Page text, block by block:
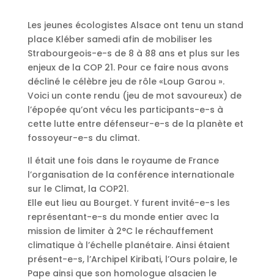
Les jeunes écologistes Alsace ont tenu un stand
place Kléber samedi afin de mobiliser les
Strabourgeois-e-s de 8 à 88 ans et plus sur les
enjeux de la COP 21. Pour ce faire nous avons
décliné le célèbre jeu de rôle «Loup Garou ».
Voici un conte rendu (jeu de mot savoureux) de
l’épopée qu’ont vécu les participants-e-s à
cette lutte entre défenseur-e-s de la planète et
fossoyeur-e-s du climat.
Il était une fois dans le royaume de France
l’organisation de la conférence internationale
sur le Climat, la COP21.
Elle eut lieu au Bourget. Y furent invité-e-s les
représentant-e-s du monde entier avec la
mission de limiter à 2°C le réchauffement
climatique à l’échelle planétaire. Ainsi étaient
présent-e-s, l’Archipel Kiribati, l’Ours polaire, le
Pape ainsi que son homologue alsacien le